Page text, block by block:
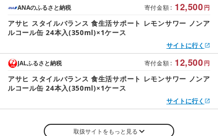
寄付金額 : 12,500円
ANAのふるさと納税
アサヒ スタイルバランス 食生活サポート レモンサワー ノンア
ルコール缶 24本入(350ml)×1ケース
サイトに行く
寄付金額 : 12,500円
JALふるさと納税
アサヒ スタイルバランス 食生活サポート レモンサワー ノンア
ルコール缶 24本入(350ml)×1ケース
サイトに行く
取扱サイトをもっと見る